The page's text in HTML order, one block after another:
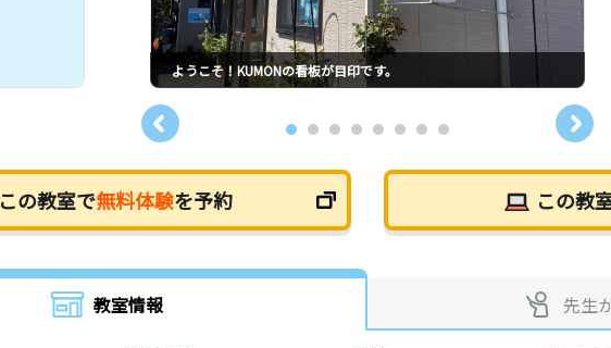
ようこそ！KUMONの看板が目印です。
この教室で無料体験を予約 この教
教室情報
先生